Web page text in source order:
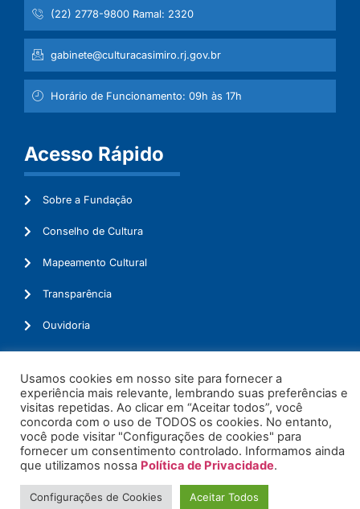
(22) 2778-9800 Ramal: 2320
gabinete@culturacasimiro.rj.gov.br
Horário de Funcionamento: 09h às 17h
Acesso Rápido
Sobre a Fundação
Conselho de Cultura
Mapeamento Cultural
Transparência
Ouvidoria
© 2026. Todos os Direitos Reservados.
Usamos cookies em nosso site para fornecer a
experiência mais relevante, lembrando suas preferências e
visitas repetidas. Ao clicar em “Aceitar todos”, você
concorda com o uso de TODOS os cookies. No entanto,
você pode visitar "Configurações de cookies" para
fornecer um consentimento controlado. Informamos ainda
que utilizamos nossa Política de Privacidade.
Configurações de Cookies Aceitar Todos